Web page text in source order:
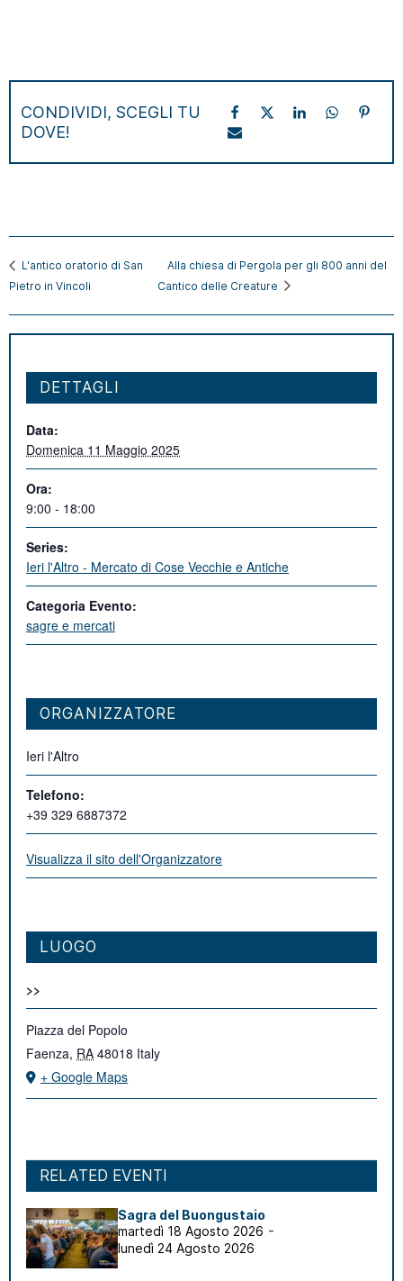
CONDIVIDI, SCEGLI TU
DOVE!
L'antico oratorio di San
Pietro in Vincoli
Alla chiesa di Pergola per gli 800 anni del
Cantico delle Creature
DETTAGLI
Data:
Domenica 11 Maggio 2025
Ora:
9:00 - 18:00
Series:
Ieri l'Altro - Mercato di Cose Vecchie e Antiche
Categoria Evento:
sagre e mercati
LUOGO
>>
Piazza del Popolo
Faenza, RA 48018 Italy
+ Google Maps
ORGANIZZATORE
Ieri l'Altro
Telefono:
+39 329 6887372
Visualizza il sito dell'Organizzatore
RELATED EVENTI
Sagra del Buongustaio
martedì 18 Agosto 2026 -
lunedì 24 Agosto 2026